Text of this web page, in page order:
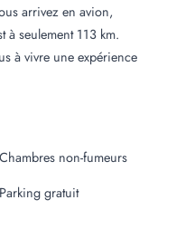
arrivez en avion,
à seulement 113 km.
à vivre une expérience
Chambres non-fumeurs
Parking gratuit